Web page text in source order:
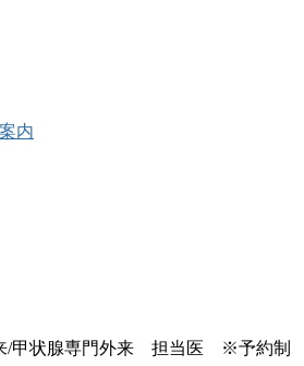
内
/甲状腺専門外来 担当医 ※予約制